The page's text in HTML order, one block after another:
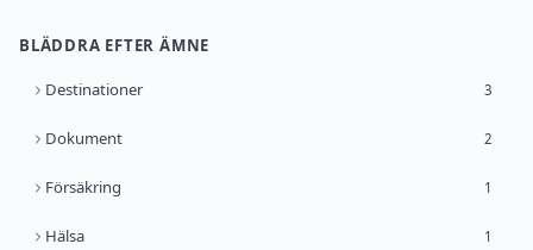
BLÄDDRA EFTER ÄMNE
Destinationer 3
Dokument 2
Försäkring 1
Hälsa 1